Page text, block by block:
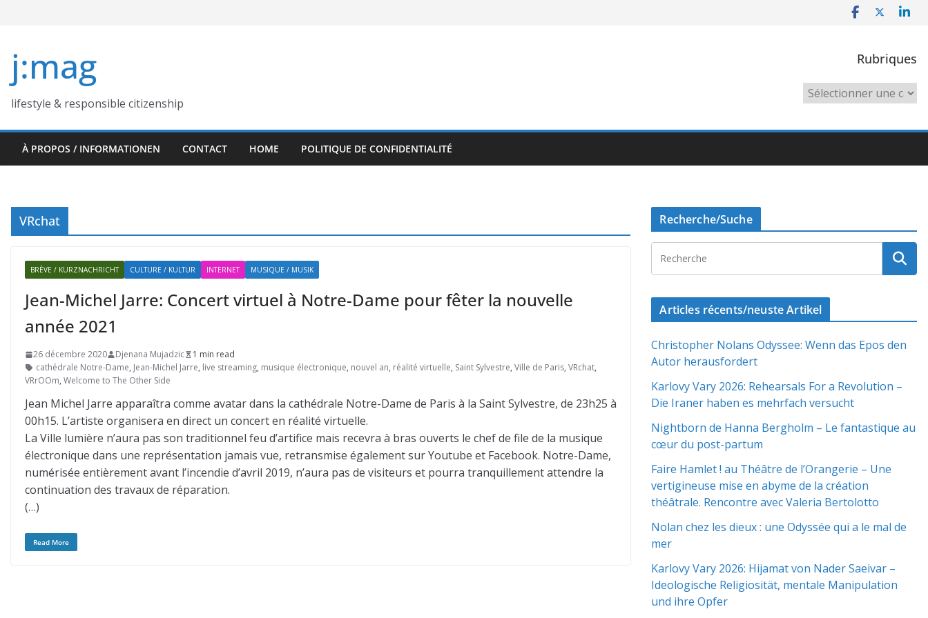
j:mag
lifestyle & responsible citizenship
Rubriques
Rubriques
À PROPOS / INFORMATIONEN CONTACT HOME POLITIQUE DE CONFIDENTIALITÉ
VRchat
BRÈVE / KURZNACHRICHT CULTURE / KULTUR INTERNET MUSIQUE / MUSIK
Jean-Michel Jarre: Concert virtuel à Notre-Dame pour fêter la nouvelle
année 2021
26 décembre 2020 Djenana Mujadzic
1 min read
cathédrale Notre-Dame, Jean-Michel Jarre, live streaming, musique électronique, nouvel an, réalité virtuelle, Saint Sylvestre, Ville de Paris, VRchat,
VRrOOm, Welcome to The Other Side
Jean Michel Jarre apparaîtra comme avatar dans la cathédrale Notre-Dame de Paris à la Saint Sylvestre, de 23h25 à
00h15. L’artiste organisera en direct un concert en réalité virtuelle.
La Ville lumière n’aura pas son traditionnel feu d’artifice mais recevra à bras ouverts le chef de file de la musique
électronique dans une représentation jamais vue, retransmise également sur Youtube et Facebook. Notre-Dame,
numérisée entièrement avant l’incendie d’avril 2019, n’aura pas de visiteurs et pourra tranquillement attendre la
continuation des travaux de réparation.
(…)
Read More
Recherche/Suche
Articles récents/neuste Artikel
Christopher Nolans Odyssee: Wenn das Epos den
Autor herausfordert
Karlovy Vary 2026: Rehearsals For a Revolution –
Die Iraner haben es mehrfach versucht
Nightborn de Hanna Bergholm – Le fantastique au
cœur du post-partum
Faire Hamlet ! au Théâtre de l’Orangerie – Une
vertigineuse mise en abyme de la création
théâtrale. Rencontre avec Valeria Bertolotto
Nolan chez les dieux : une Odyssée qui a le mal de
mer
Karlovy Vary 2026: Hijamat von Nader Saeivar​​ –
Ideologische Religiosität, mentale Manipulation
und ihre Opfer